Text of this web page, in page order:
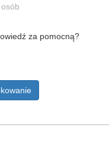
za pomocną?